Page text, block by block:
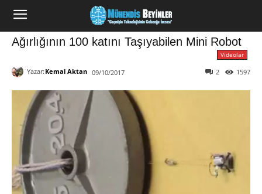
Ağırlığının 100 katını Taşıyabilen Mini Robot
Videolar
Yazar: Kemal Aktan 09/10/2017 1597
2